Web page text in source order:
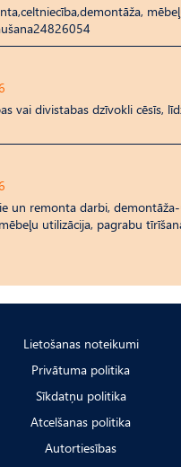
vai divistabas dzīvokli cēsīs,
un remonta darbi,
utilizācija, pagrabu
Lietošanas noteikumi
Privātuma politika
Sīkdatņu politika
Atcelšanas politika
Autortiesības